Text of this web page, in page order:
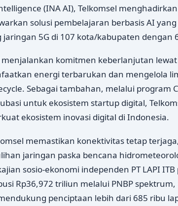
(INA AI), Telkomsel
solusi pembelajaran berbasis AI
5G di 107 kota/kabupaten dengan
menjalankan komitmen keberlanjutan lewat
energi terbarukan dan mengelola
Sebagai tambahan, melalui program
untuk ekosistem startup digital,
ekosistem inovasi digital di Indonesia.
memastikan konektivitas tetap
jaringan paska bencana
sosio-ekonomi independen PT LAPI
Rp36,972 triliun melalui PNBP spektrum,
penciptaan lebih dari 685 ribu